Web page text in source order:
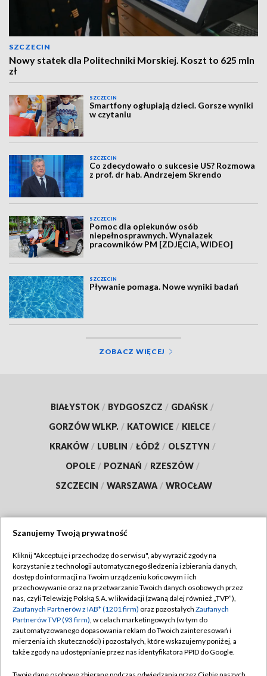
SZCZECIN
Nowy statek dla Politechniki Morskiej. Koszt to 625 mln
zł
SZCZECIN
Smartfony ogłupiają dzieci. Gorsze wyniki
w czytaniu
SZCZECIN
Co zdecydowało o sukcesie US? Rozmowa
z prof. dr hab. Andrzejem Skrendo
SZCZECIN
Pomoc dla opiekunów osób
niepełnosprawnych. Wynalazek
pracowników PM [ZDJĘCIA, WIDEO]
SZCZECIN
Pływanie pomaga. Nowe wyniki badań
ZOBACZ WIĘCEJ
BIAŁYSTOK / BYDGOSZCZ / GDAŃSK /
GORZÓW WLKP. / KATOWICE / KIELCE /
KRAKÓW / LUBLIN / ŁÓDŹ / OLSZTYN /
OPOLE / POZNAŃ / RZESZÓW /
SZCZECIN / WARSZAWA / WROCŁAW
TVP
Abonament TVP
Emisja w TVP
Centrum informacji TVP
Naziemna Telewizja Cyfrowa
Regulamin TVP
Polityka prywatności
Moje zgody
Pomoc
Szanujemy Twoją prywatność
Kliknij "Akceptuję i przechodzę do serwisu", aby wyrazić zgody na
korzystanie z technologii automatycznego śledzenia i zbierania danych,
dostęp do informacji na Twoim urządzeniu końcowym i ich
przechowywanie oraz na przetwarzanie Twoich danych osobowych przez
nas, czyli Telewizję Polską S.A. w likwidacji (zwaną dalej również „TVP”),
Zaufanych Partnerów z IAB* (1201 firm) oraz pozostałych Zaufanych
Partnerów TVP (93 firm), w celach marketingowych (w tym do
zautomatyzowanego dopasowania reklam do Twoich zainteresowań i
mierzenia ich skuteczności) i pozostałych, które wskazujemy poniżej, a
także zgody na udostępnianie przez nas identyfikatora PPID do Google.